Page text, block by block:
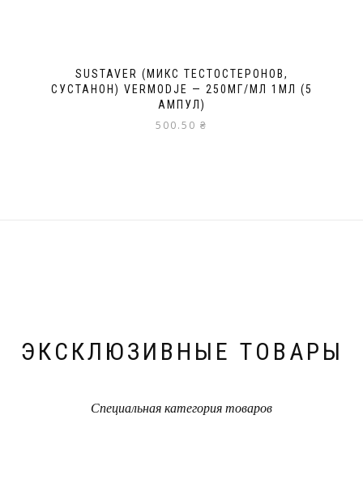
SUSTAVER (МИКС ТЕСТОСТЕРОНОВ,
СУСТАНОН) VERMODJE — 250МГ/МЛ 1МЛ (5
АМПУЛ)
500.50 ₴
ЭКСКЛЮЗИВНЫЕ ТОВАРЫ
Специальная категория товаров